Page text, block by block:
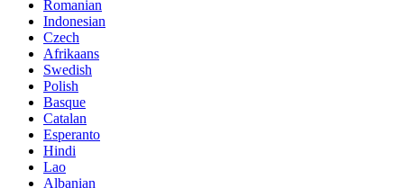
Romanian
Indonesian
Czech
Afrikaans
Swedish
Polish
Basque
Catalan
Esperanto
Hindi
Lao
Albanian